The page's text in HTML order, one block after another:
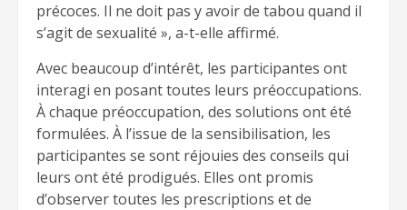
précoces. Il ne doit pas y avoir de tabou quand il
s’agit de sexualité », a-t-elle affirmé.
Avec beaucoup d’intérêt, les participantes ont
interagi en posant toutes leurs préoccupations.
À chaque préoccupation, des solutions ont été
formulées. À l’issue de la sensibilisation, les
participantes se sont réjouies des conseils qui
leurs ont été prodigués. Elles ont promis
d’observer toutes les prescriptions et de